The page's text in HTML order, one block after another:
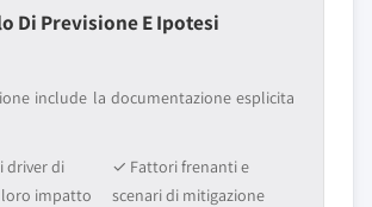
Di Previsione E Ipotesi
include la documentazione esplicita
driver di
loro impatto
✓ Fattori frenanti e
scenari di mitigazione